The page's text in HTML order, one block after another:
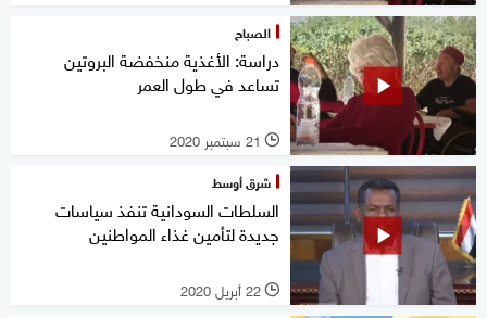
الصباح
دراسة: الأغذية منخفضة البروتين
تساعد في طول العمر
l 21 سبتمبر 2020
شرق أوسط
السلطات السودانية تنفذ سياسات
جديدة لتأمين غذاء المواطنين
l 22 أبريل 2020